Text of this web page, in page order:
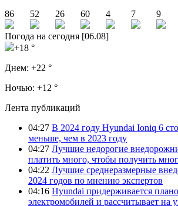
86
52 26 60 4 7 9
Погода на сегодня [06.08]
+18 °
Днем: +22 °
Ночью: +12 °
Лента публикаций
04:27 В 2024 году Hyundai Ioniq 6
меньше, чем в 2023 году
04:27 Лучшие недорогие
платить много, чтобы получить
04:22 Лучшие среднеразмерные
2024 годов по мнению экспертов
04:16 Hyundai придерживается
электромобилей и рассчитывает на